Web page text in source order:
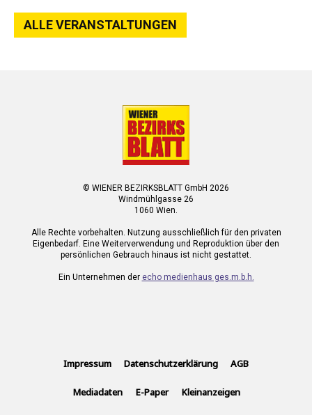
ALLE VERANSTALTUNGEN
© WIENER BEZIRKSBLATT GmbH 2026
Windmühlgasse 26
1060 Wien.
Alle Rechte vorbehalten. Nutzung ausschließlich für den privaten
Eigenbedarf. Eine Weiterverwendung und Reproduktion über den
persönlichen Gebrauch hinaus ist nicht gestattet.
Ein Unternehmen der echo medienhaus ges.m.b.h.
Impressum Datenschutzerklärung AGB
Mediadaten E-Paper Kleinanzeigen